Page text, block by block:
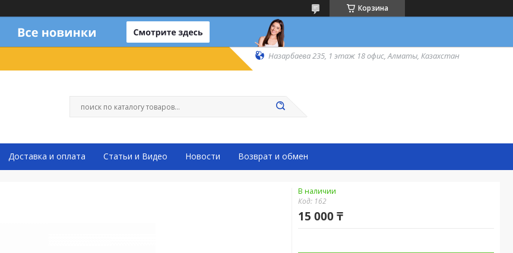
Корзина
Назарбаева 235, 1 этаж 18 офис, Алматы, Казахстан
Доставка и оплата Статьи и Видео Новости Возврат и обмен
В наличии
Код: 162
15 000 ₸